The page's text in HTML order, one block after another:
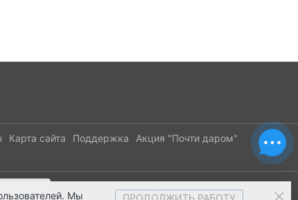
Карта сайта Поддержка Акция "Почти даром"
Мы ПРОДОЛЖИТЬ РАБОТУ